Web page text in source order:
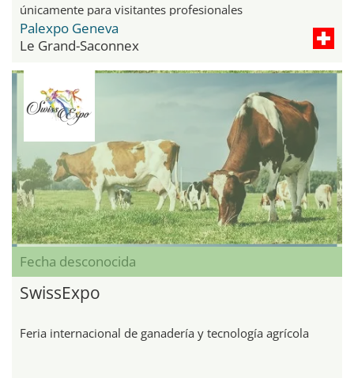
únicamente para visitantes profesionales
Palexpo Geneva
Le Grand-Saconnex
Fecha desconocida
SwissExpo
Feria internacional de ganadería y tecnología agrícola